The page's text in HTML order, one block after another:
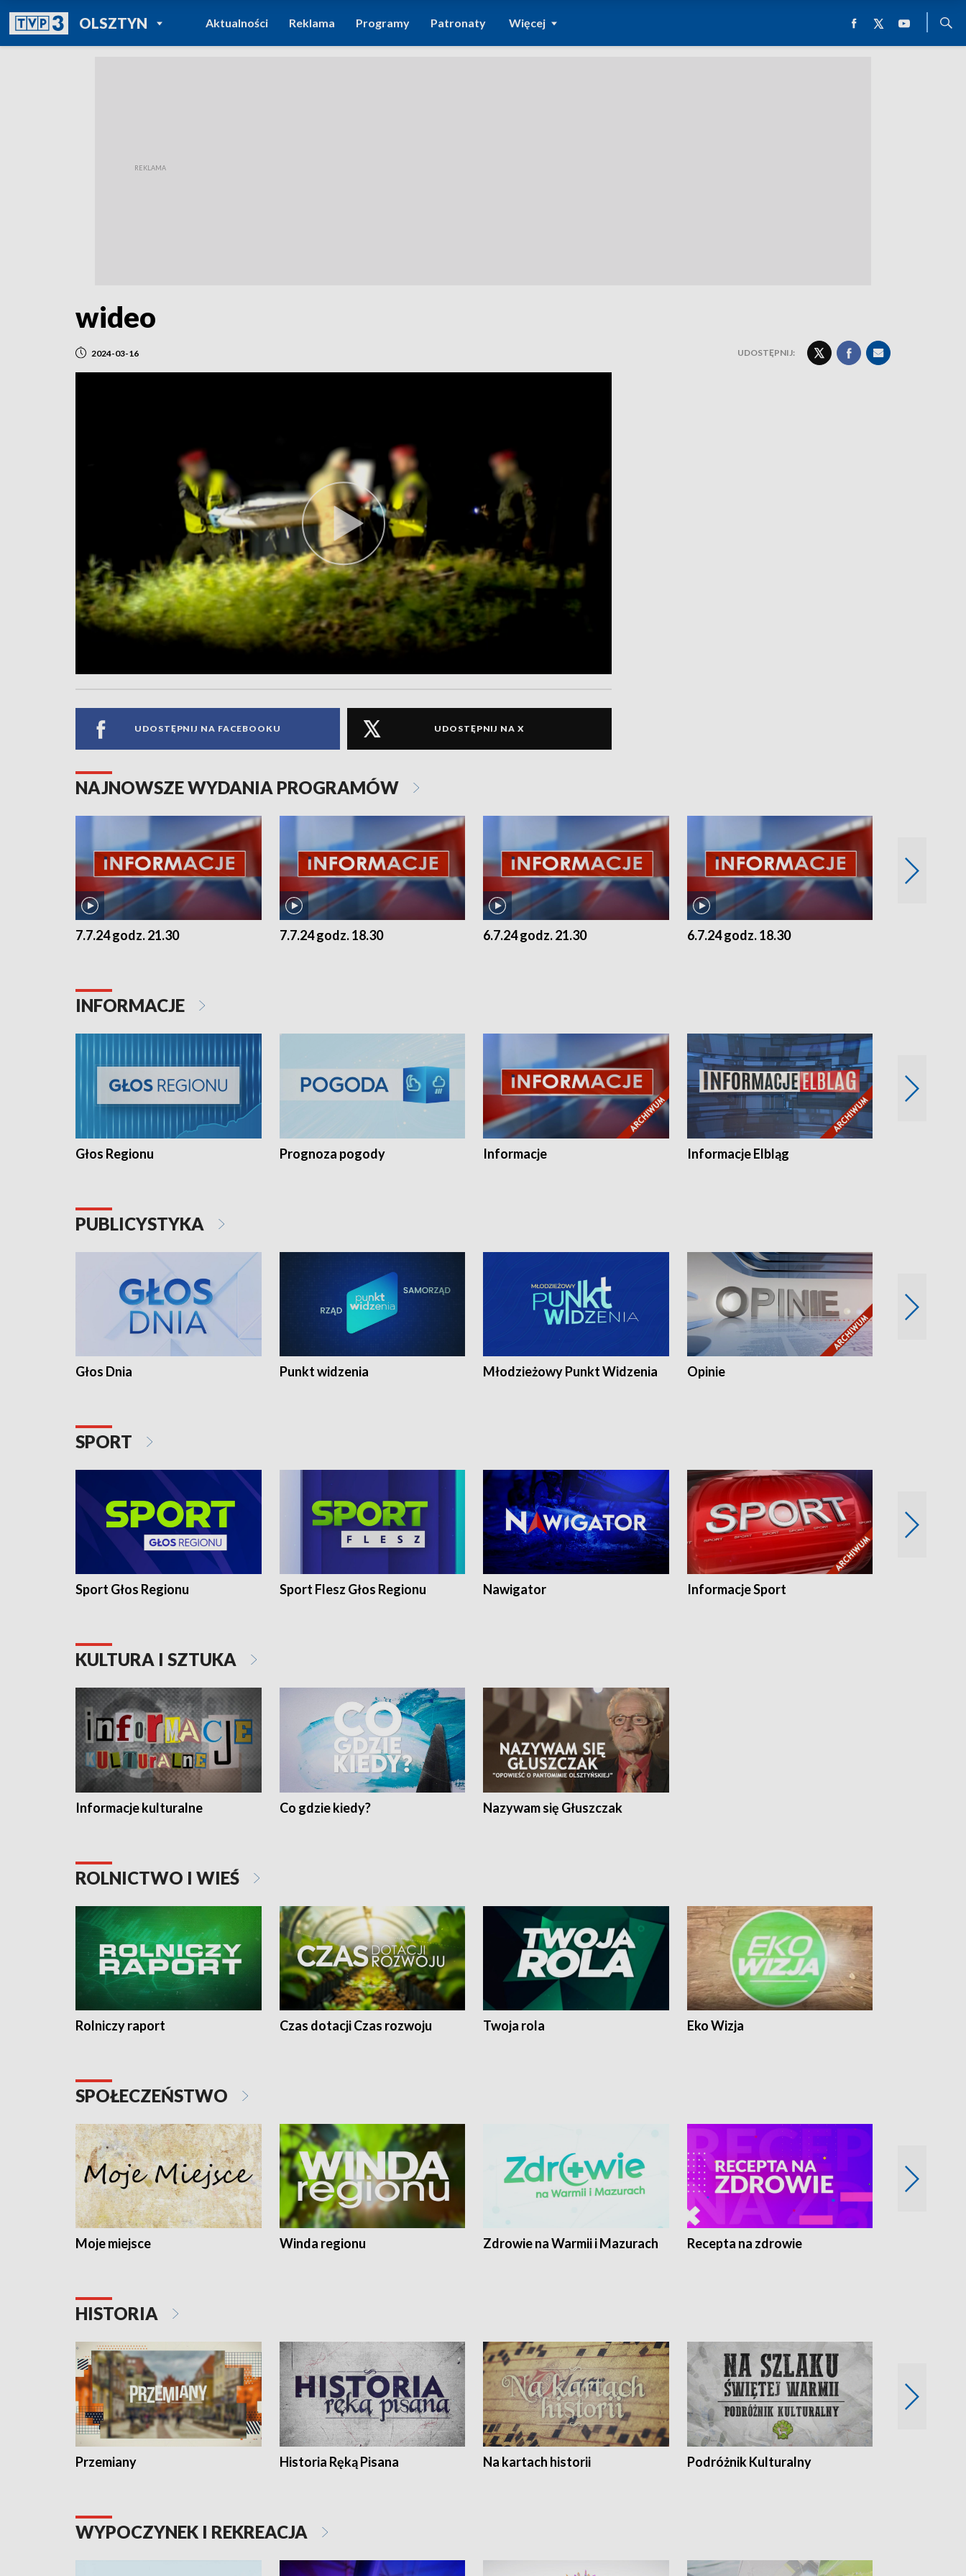
OLSZTYNPOWRÓT DO
TVP REGIONY
Aktualności Reklama Programy Patronaty Więcej
wideo
2024-03-16 UDOSTĘPNIJ:
UDOSTĘPNIJ NA FACEBOOKU UDOSTĘPNIJ NA X
NAJNOWSZE WYDANIA PROGRAMÓW
7.7.24 godz. 21.30 7.7.24 godz. 18.30 6.7.24 godz. 21.30 6.7.24 godz. 18.30
INFORMACJE
Głos Regionu Prognoza pogody Informacje Informacje Elbląg
PUBLICYSTYKA
Głos Dnia Punkt widzenia Młodzieżowy Punkt Widzenia Opinie
SPORT
Sport Głos Regionu Sport Flesz Głos Regionu Nawigator Informacje Sport
KULTURA I SZTUKA
Informacje kulturalne Co gdzie kiedy? Nazywam się Głuszczak
ROLNICTWO I WIEŚ
Rolniczy raport Czas dotacji Czas rozwoju Twoja rola Eko Wizja
SPOŁECZEŃSTWO
Moje miejsce Winda regionu Zdrowie na Warmii i Mazurach Recepta na zdrowie
HISTORIA
Przemiany Historia Ręką Pisana Na kartach historii Podróżnik Kulturalny
WYPOCZYNEK I REKREACJA